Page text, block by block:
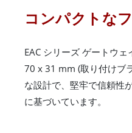
コンパクトな
EAC シリーズ ゲートウ
70 x 31 mm (取り付けブ
な設計で、堅牢で信頼性
に基づいています。